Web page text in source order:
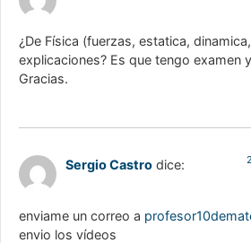
¿De Física (fuerzas, estatica,
explicaciones? Es que tengo examen
Gracias.
Sergio Castro dice:
enviame un correo a
envio los vídeos